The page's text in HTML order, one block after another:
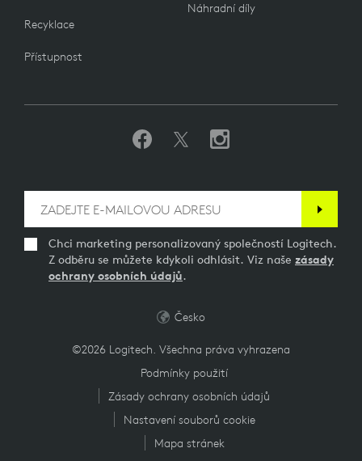
Recyklace
Přístupnost
Náhradní díly
Chci marketing personalizovaný společností Logitech.
Z odběru se můžete kdykoli odhlásit. Viz naše zásady
ochrany osobních údajů.
©2026 Logitech. Všechna práva vyhrazena
Podmínky použití
Zásady ochrany osobních údajů
Nastavení souborů cookie
Mapa stránek
Česko